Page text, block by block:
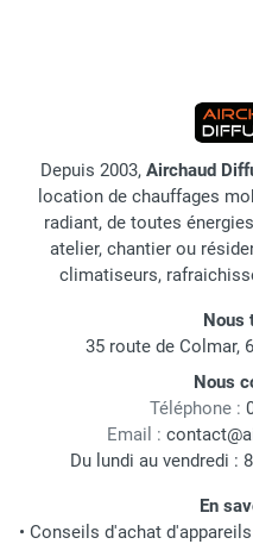
Depuis 2003, Airchaud
location de chauffages
radiant, de toutes
atelier, chantier ou
climatiseurs,
Nous
35 route de Colmar,
Nous
Téléphone :
Email :
Du lundi au vendredi :
En
• Conseils d'achat